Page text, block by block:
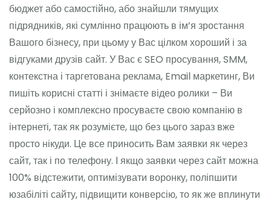
бюджет або самостійно, або знайшли тямущих
підрядників, які сумлінно працюють в ім’я зростання
Вашого бізнесу, при цьому у Вас цілком хороший і за
відгуками друзів сайт. У Вас є SEO просування, SMM,
контекстна і таргетована реклама, Email маркетинг, Ви
пишіть корисні статті і знімаєте відео ролики – Ви
серйозно і комплексно просуваєте свою компанію в
інтернеті, так як розумієте, що без цього зараз вже
просто нікуди. Це все приносить Вам заявки як через
сайт, так і по телефону. І якщо заявки через сайт можна
100% відстежити, оптимізувати воронку, поліпшити
юзабіліті сайту, підвищити конверсію, то як же вплинути